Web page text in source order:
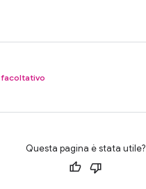
facoltativo
Questa pagina è stata utile?